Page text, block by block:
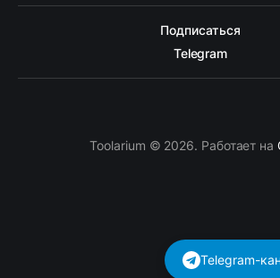
Подписаться
Telegram
Toolarium © 2026. Работает на
Telegram-